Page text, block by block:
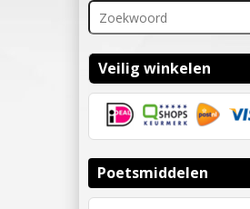
Veilig winkelen
Poetsmiddelen